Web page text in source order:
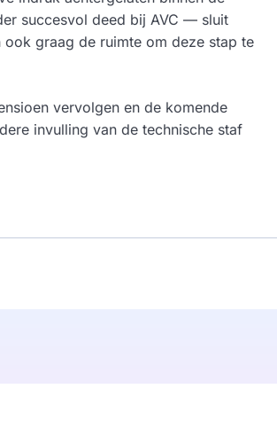
succesvol deed bij AVC — sluit
graag de ruimte om deze stap te
vervolgen en de komende
invulling van de technische staf